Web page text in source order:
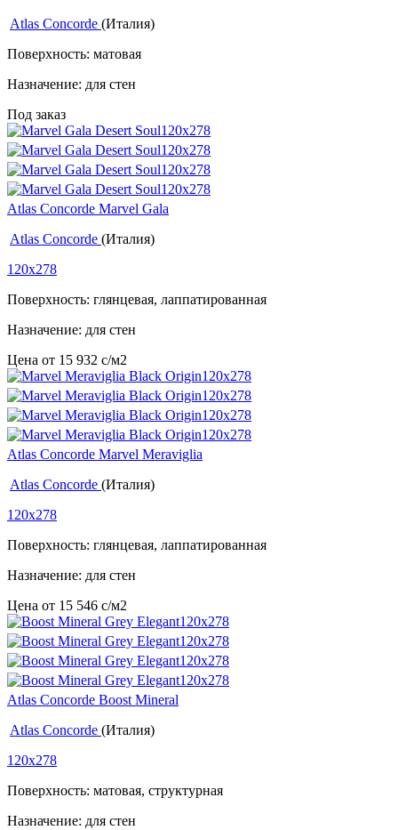
Atlas Concorde (Италия)
Поверхность: матовая
Назначение: для стен
Под заказ
Atlas Concorde Marvel Gala
Atlas Concorde (Италия)
120x278
Поверхность: глянцевая, лаппатированная
Назначение: для стен
Цена от 15 932 c/м2
Atlas Concorde Marvel Meraviglia
Atlas Concorde (Италия)
120x278
Поверхность: глянцевая, лаппатированная
Назначение: для стен
Цена от 15 546 c/м2
Atlas Concorde Boost Mineral
Atlas Concorde (Италия)
120x278
Поверхность: матовая, структурная
Назначение: для стен